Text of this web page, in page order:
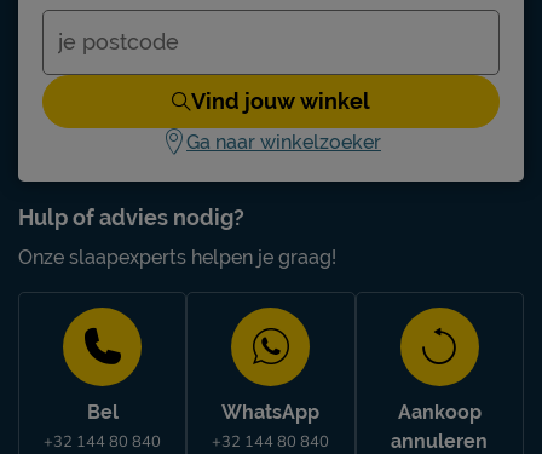
Hulp of advies nodig?
Onze slaapexperts helpen je graag!
Bel
+32 144 80 840
WhatsApp
+32 144 80 840
Aankoop
annuleren
Vind jouw winkel
Ga naar winkelzoeker